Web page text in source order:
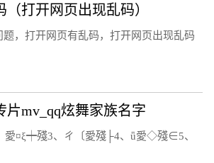
打开网页出现乱码）
，打开网页有乱码，打开网页出现乱码
片mv_qq炫舞家族名字
愛¤ξ┿殘3、ㄔ〔愛殘├4、ǖ愛◇殘∈5、